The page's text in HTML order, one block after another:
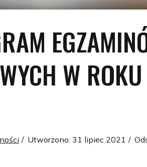
W
Utworzono: 31 lipiec 2021